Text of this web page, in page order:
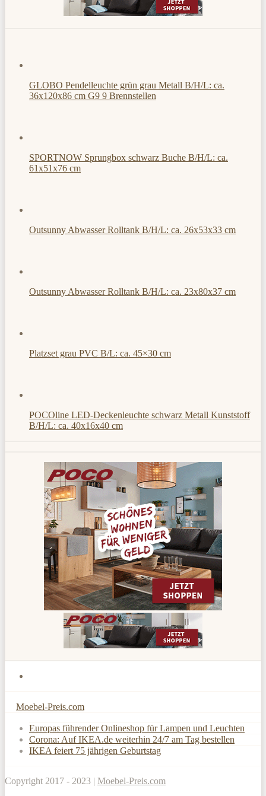
GLOBO Pendelleuchte grün grau Metall B/H/L: ca.
36x120x86 cm G9 9 Brennstellen
SPORTNOW Sprungbox schwarz Buche B/H/L: ca.
61x51x76 cm
Outsunny Abwasser Rolltank B/H/L: ca. 26x53x33 cm
Outsunny Abwasser Rolltank B/H/L: ca. 23x80x37 cm
Platzset grau PVC B/L: ca. 45×30 cm
POCOline LED-Deckenleuchte schwarz Metall Kunststoff
B/H/L: ca. 40x16x40 cm
Moebel-Preis.com
Europas führender Onlineshop für Lampen und Leuchten
Corona: Auf IKEA.de weiterhin 24/7 am Tag bestellen
IKEA feiert 75 jährigen Geburtstag
Copyright 2017 - 2023 | Moebel-Preis.com